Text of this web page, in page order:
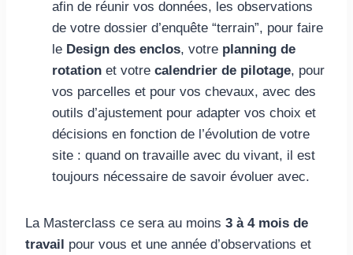
afin de réunir vos données, les observations
de votre dossier d’enquête “terrain”, pour faire
le Design des enclos, votre planning de
rotation et votre calendrier de pilotage, pour
vos parcelles et pour vos chevaux, avec des
outils d’ajustement pour adapter vos choix et
décisions en fonction de l’évolution de votre
site : quand on travaille avec du vivant, il est
toujours nécessaire de savoir évoluer avec.
La Masterclass ce sera au moins 3 à 4 mois de
travail pour vous et une année d’observations et